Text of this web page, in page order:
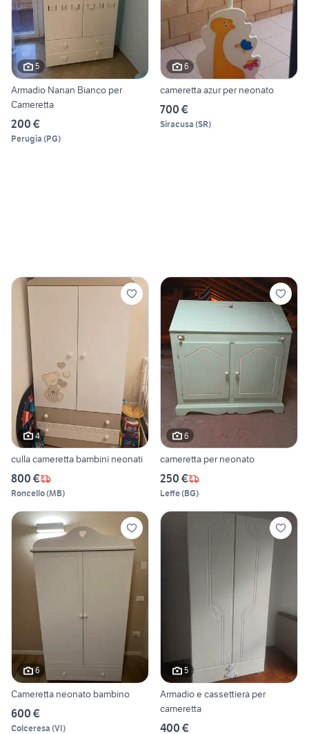
5
Armadio Nanan Bianco per
Cameretta
200 €
Perugia (PG)
6
cameretta azur per neonato
700 €
Siracusa (SR)
4
culla cameretta bambini neonati
800 €
Roncello(MB)
6
cameretta per neonato
250 €
Leffe(BG)
6
Cameretta neonato bambino
600 €
Colceresa (VI)
5
Armadio e cassettiera per
cameretta
400 €